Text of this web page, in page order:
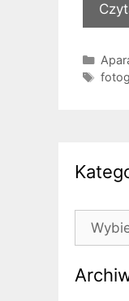
Tagi
Kategorie